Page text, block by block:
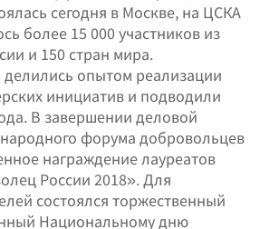
сегодня в Москве, на ЦСКА
более 15 000 участников из
и 150 стран мира.
опытом реализации
инициатив и подводили
В завершении деловой
форума добровольцев
награждение лауреатов
России 2018». Для
состоялся торжественный
Национальному дню